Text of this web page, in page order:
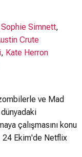
Sophie Simnett,
Crute
, Kate Herron
ve Mad
çalışmasını konu
24 Ekim'de Netflix